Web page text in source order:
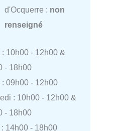
d'Ocquerre : non
renseigné
: 10h00 - 12h00 &
- 18h00
: 09h00 - 12h00
: 10h00 - 12h00 &
- 18h00
14h00 - 18h00